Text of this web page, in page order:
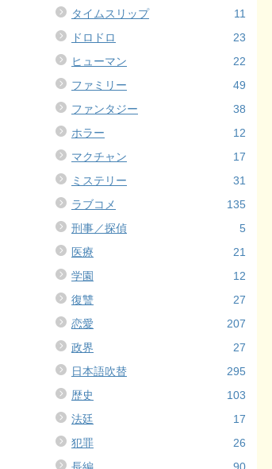
タイムスリップ
11
ドロドロ
23
ヒューマン
22
ファミリー
49
ファンタジー
38
ホラー
12
マクチャン
17
ミステリー
31
ラブコメ
135
刑事／探偵
5
医療
21
学園
12
復讐
27
恋愛
207
政界
27
日本語吹替
295
歴史
103
法廷
17
犯罪
26